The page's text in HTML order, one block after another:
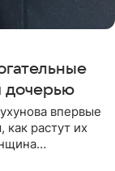
дочерью
впервые
как растут их